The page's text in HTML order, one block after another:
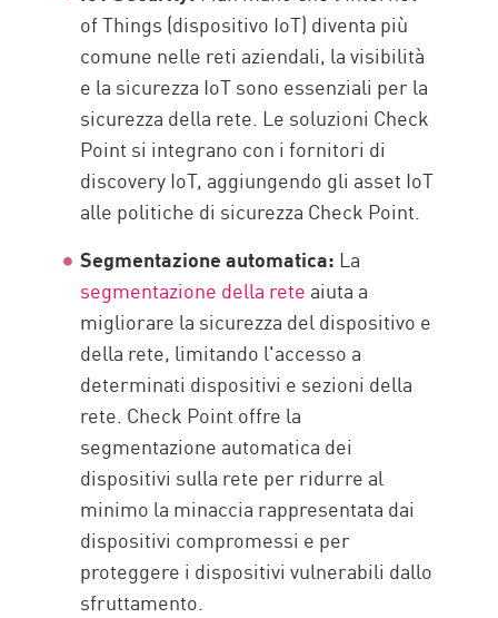
of Things (dispositivo IoT) diventa più
comune nelle reti aziendali, la visibilità
e la sicurezza IoT sono essenziali per la
sicurezza della rete. Le soluzioni Check
Point si integrano con i fornitori di
discovery IoT, aggiungendo gli asset IoT
alle politiche di sicurezza Check Point.
Segmentazione automatica: La
segmentazione della rete aiuta a
migliorare la sicurezza del dispositivo e
della rete, limitando l'accesso a
determinati dispositivi e sezioni della
rete. Check Point offre la
segmentazione automatica dei
dispositivi sulla rete per ridurre al
minimo la minaccia rappresentata dai
dispositivi compromessi e per
proteggere i dispositivi vulnerabili dallo
sfruttamento.